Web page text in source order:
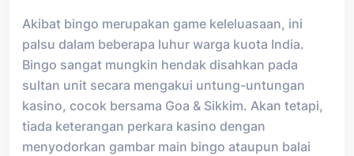
Akibat bingo merupakan game keleluasaan, ini
palsu dalam beberapa luhur warga kuota India.
Bingo sangat mungkin hendak disahkan pada
sultan unit secara mengakui untung-untungan
kasino, cocok bersama Goa & Sikkim. Akan tetapi,
tiada keterangan perkara kasino dengan
menyodorkan gambar main bingo ataupun balai